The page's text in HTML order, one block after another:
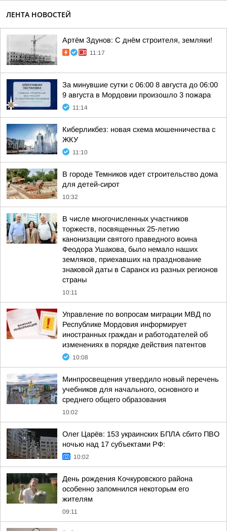
ЛЕНТА НОВОСТЕЙ
Артём Здунов: С днём строителя, земляки!
11:17
За минувшие сутки с 06:00 8 августа до 06:00
9 августа в Мордовии произошло 3 пожара
11:14
Киберликбез: новая схема мошенничества с
ЖКУ
11:10
В городе Темников идет строительство дома
для детей-сирот
10:32
В числе многочисленных участников
торжеств, посвященных 25-летию
канонизации святого праведного воина
Феодора Ушакова, было немало наших
земляков, приехавших на празднование
знаковой даты в Саранск из разных регионов
страны
10:11
Управление по вопросам миграции МВД по
Республике Мордовия информирует
иностранных граждан и работодателей об
изменениях в порядке действия патентов
10:08
Минпросвещения утвердило новый перечень
учебников для начального, основного и
среднего общего образования
10:02
Олег Царёв: 153 украинских БПЛА сбито ПВО
ночью над 17 субъектами РФ:
10:02
День рождения Кочкуровского района
особенно запомнился некоторым его
жителям
09:11